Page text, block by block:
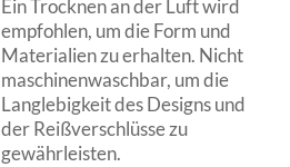
Ein Trocknen an der Luft wird
empfohlen, um die Form und
Materialien zu erhalten. Nicht
maschinenwaschbar, um die
Langlebigkeit des Designs und
der Reißverschlüsse zu
gewährleisten.